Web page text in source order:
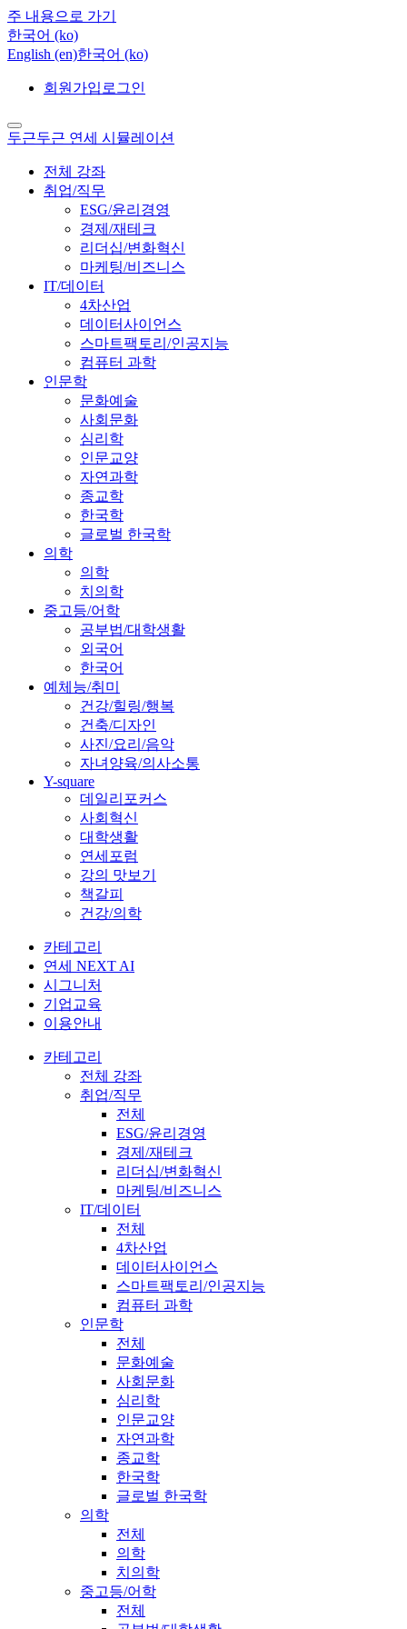
주 내용으로 가기
한국어 ‎(ko)‎
English ‎(en)‎한국어 ‎(ko)‎
회원가입 로그인
두근두근 연세 시뮬레이션
전체 강좌
취업/직무
ESG/윤리경영
경제/재테크
리더십/변화혁신
마케팅/비즈니스
IT/데이터
4차산업
데이터사이언스
스마트팩토리/인공지능
컴퓨터 과학
인문학
문화예술
사회문화
심리학
인문교양
자연과학
종교학
한국학
글로벌 한국학
의학
의학
치의학
중고등/어학
공부법/대학생활
외국어
한국어
예체능/취미
건강/힐링/행복
건축/디자인
사진/요리/음악
자녀양육/의사소통
Y-square
데일리포커스
사회혁신
대학생활
연세포럼
강의 맛보기
책갈피
건강/의학
카테고리
연세 NEXT AI
시그니처
기업교육
이용안내
카테고리
전체 강좌
취업/직무
전체
ESG/윤리경영
경제/재테크
리더십/변화혁신
마케팅/비즈니스
IT/데이터
전체
4차산업
데이터사이언스
스마트팩토리/인공지능
컴퓨터 과학
인문학
전체
문화예술
사회문화
심리학
인문교양
자연과학
종교학
한국학
글로벌 한국학
의학
전체
의학
치의학
중고등/어학
전체